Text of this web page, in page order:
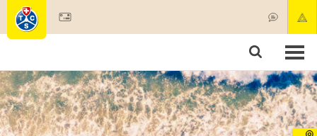
Societariato & prestazioni
Test, sicurezza & salute